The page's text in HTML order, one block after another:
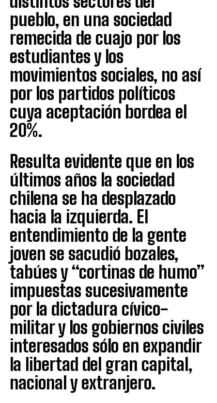
pueblo, en una sociedad
remecida de cuajo por los
estudiantes y los
movimientos sociales, no así
por los partidos políticos
cuya aceptación bordea el
20%.
Resulta evidente que en los
últimos años la sociedad
chilena se ha desplazado
hacia la izquierda. El
entendimiento de la gente
joven se sacudió bozales,
tabúes y “cortinas de humo”
impuestas sucesivamente
por la dictadura cívico-
militar y los gobiernos civiles
interesados sólo en expandir
la libertad del gran capital,
nacional y extranjero.